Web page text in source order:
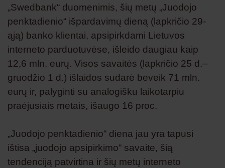
„Swedbank“ duomenimis, šių metų „Juodojo
penktadienio“ išpardavimų dieną (lapkričio 29-
ąją) banko klientai, apsipirkdami Lietuvos
interneto parduotuvėse, išleido daugiau kaip
12,6 mln. eurų. Visos savaitės (lapkričio 25 d.–
gruodžio 1 d.) išlaidos sudarė beveik 71 mln.
eurų ir, palyginti su analogišku laikotarpiu
praėjusiais metais, išaugo 16 proc.
„Juodojo penktadienio“ diena jau yra tapusi
ištisa „juodojo apsipirkimo“ savaite, šią
tendenciją patvirtina ir šių metų interneto